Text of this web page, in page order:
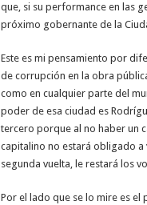
que, si su performance en las
próximo gobernante de la
Este es mi pensamiento por
de corrupción en la obra
como en cualquier parte del
poder de esa ciudad es
tercero porque al no haber un
capitalino no estará obligado a
segunda vuelta, le restará los
Por el lado que se lo mire es